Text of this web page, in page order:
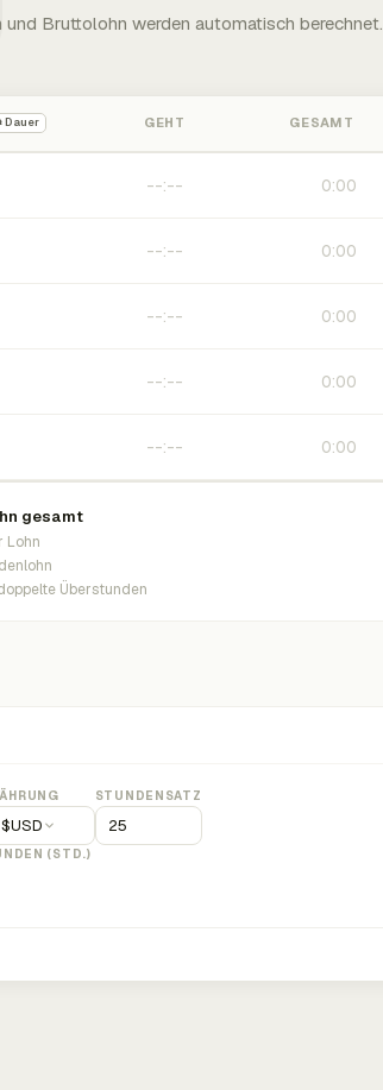
Bruttolohn werden automatisch berechnet.
Dauer GEHT GESAMT
0:00
0:00
0:00
0:00
0:00
gesamt
Lohn
Überstunden
$USD
STUNDENSATZ
(STD.)